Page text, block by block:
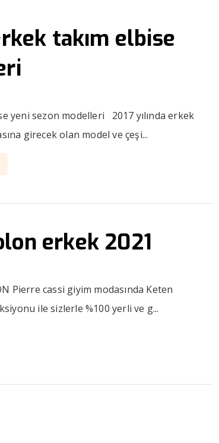
takım elbise
yeni sezon modelleri 2017 yılında erkek
girecek olan model ve çeşi...
erkek 2021
Pierre cassi giyim modasında Keten
ile sizlerle %100 yerli ve g...